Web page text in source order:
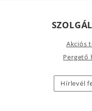
Akciós
Pergető
Hírlevél